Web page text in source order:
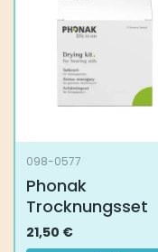
098-0577
Phonak
Trocknungsset
21,50 €